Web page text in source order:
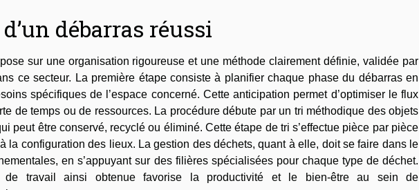
débarras réussi
sur une organisation rigoureuse et une méthode clairement définie, validée par
ce secteur. La première étape consiste à planifier chaque phase du débarras en
spécifiques de l’espace concerné. Cette anticipation permet d’optimiser le flux
de temps ou de ressources. La procédure débute par un tri méthodique des objets
peut être conservé, recyclé ou éliminé. Cette étape de tri s’effectue pièce par pièce
la configuration des lieux. La gestion des déchets, quant à elle, doit se faire dans le
en s’appuyant sur des filières spécialisées pour chaque type de déchet.
de travail ainsi obtenue favorise la productivité et le bien-être au sein de